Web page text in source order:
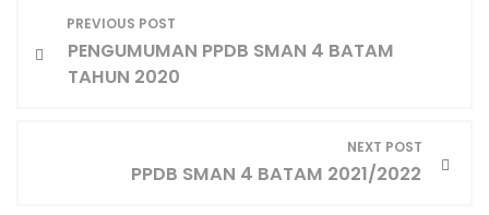
a
PREVIOUS POST
PENGUMUMAN PPDB SMAN 4 BATAM
TAHUN 2020
NEXT POST
PPDB SMAN 4 BATAM 2021/2022